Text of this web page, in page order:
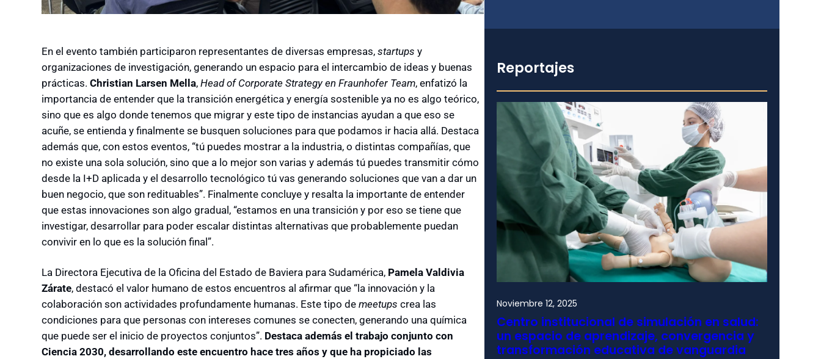
En el evento también participaron representantes de diversas empresas, startups y
organizaciones de investigación, generando un espacio para el intercambio de ideas y buenas
prácticas. Christian Larsen Mella, Head of Corporate Strategy en Fraunhofer Team, enfatizó la
importancia de entender que la transición energética y energía sostenible ya no es algo teórico,
sino que es algo donde tenemos que migrar y este tipo de instancias ayudan a que eso se
acuñe, se entienda y finalmente se busquen soluciones para que podamos ir hacia allá. Destaca
además que, con estos eventos, “tú puedes mostrar a la industria, o distintas compañías, que
no existe una sola solución, sino que a lo mejor son varias y además tú puedes transmitir cómo
desde la I+D aplicada y el desarrollo tecnológico tú vas generando soluciones que van a dar un
buen negocio, que son redituables”. Finalmente concluye y resalta la importante de entender
que estas innovaciones son algo gradual, “estamos en una transición y por eso se tiene que
investigar, desarrollar para poder escalar distintas alternativas que probablemente puedan
convivir en lo que es la solución final”.
La Directora Ejecutiva de la Oficina del Estado de Baviera para Sudamérica, Pamela Valdivia
Zárate, destacó el valor humano de estos encuentros al afirmar que “la innovación y la
colaboración son actividades profundamente humanas. Este tipo de meetups crea las
condiciones para que personas con intereses comunes se conecten, generando una química
que puede ser el inicio de proyectos conjuntos”. Destaca además el trabajo conjunto con
Ciencia 2030, desarrollando este encuentro hace tres años y que ha propiciado las
Reportajes
Noviembre 12, 2025
Centro institucional de simulación en salud:
un espacio de aprendizaje, convergencia y
transformación educativa de vanguardia